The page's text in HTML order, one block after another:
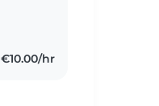
€10.00/hr